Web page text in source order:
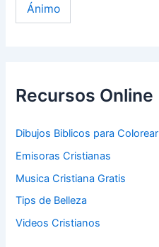
Ánimo
Recursos Online
Dibujos Biblicos para Colorear
Emisoras Cristianas
Musica Cristiana Gratis
Tips de Belleza
Videos Cristianos